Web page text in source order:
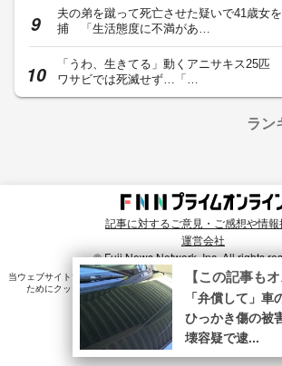
夫の弟を蹴って死亡させた疑いで41歳女
捕 「生活態度に不満があ…
「うわ、生きてる」動くアニサキス25匹
ワサビでは死滅せず…「…
ラン
記事に対するご意見・ご感想や情報
運営会社
© Fuji News Network, Inc. All rights
当ウェブサイトでは、ユーザのニーズ・興味・関⼼に合致したコン
ためにクッキーを使⽤しています。詳細は、
プライバシーポリ
【この記事もオ
「弁償して」車
ひっかき傷の被
壊容疑で逮...